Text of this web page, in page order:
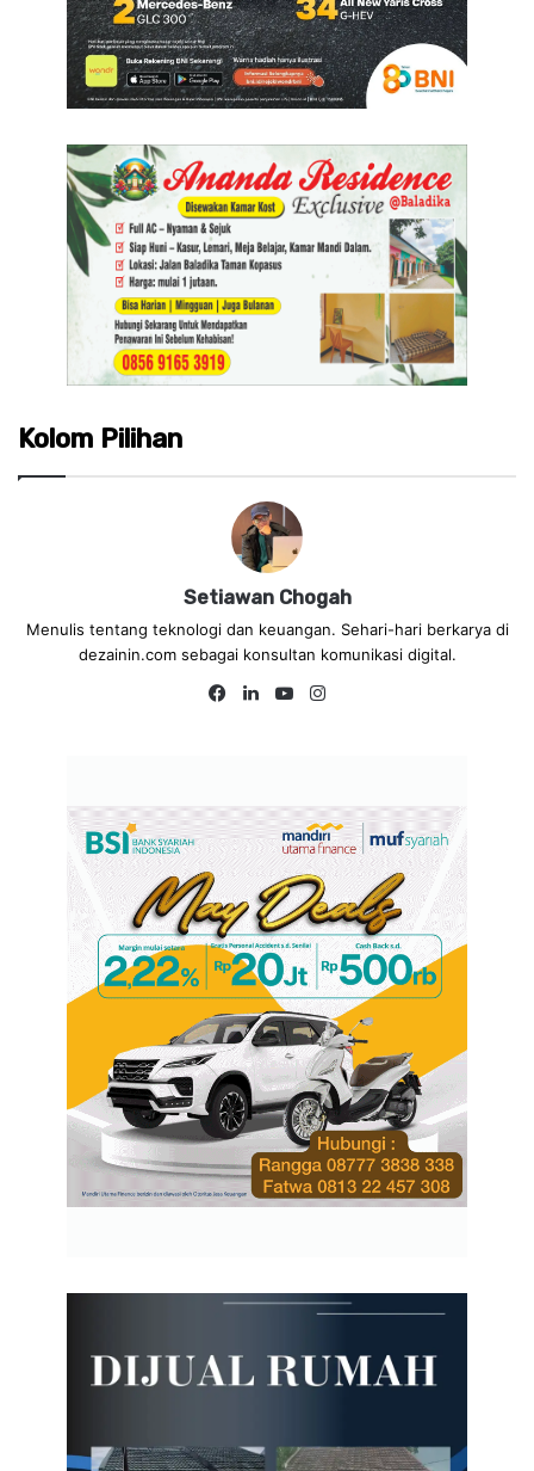
Kolom Pilihan
Setiawan Chogah
Menulis tentang teknologi dan keuangan. Sehari-hari berkarya di
dezainin.com sebagai konsultan komunikasi digital.
Fa
Lin
Yo